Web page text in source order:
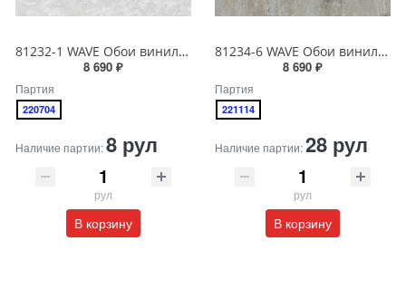
81232-1 WAVE Обои виниловые на бумажной основе 1.06*15.5
8 690 ₽
Партия
220704
Наличие партии:8 рул
рул
В корзину
81234-6 WAVE Обои виниловые на бумажной основе 1.06*15.5
8 690 ₽
Партия
221114
Наличие партии:28 рул
рул
В корзину